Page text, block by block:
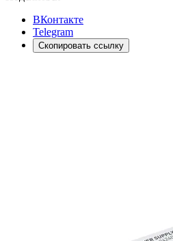
ВКонтакте
Telegram
Скопировать ссылку